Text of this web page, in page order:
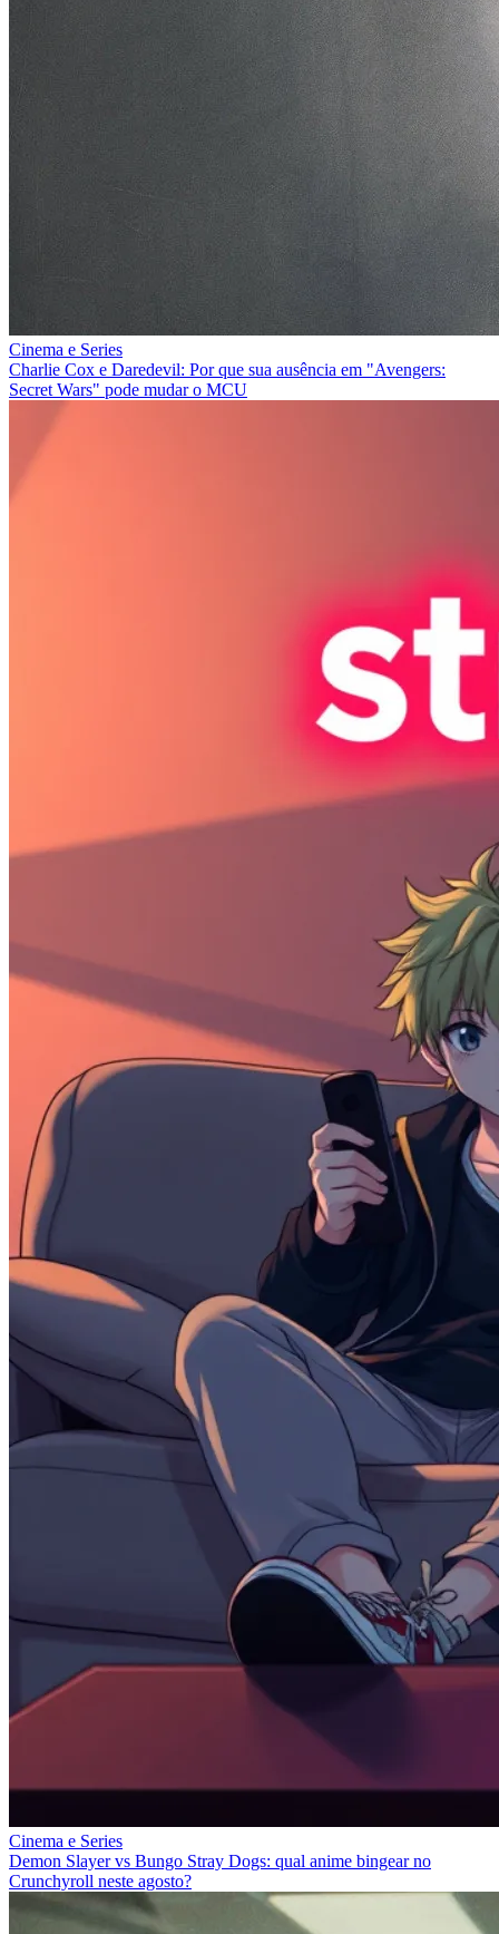
Cinema e Series
Charlie Cox e Daredevil: Por que sua ausência em "Avengers:
Secret Wars" pode mudar o MCU
Cinema e Series
Demon Slayer vs Bungo Stray Dogs: qual anime bingear no
Crunchyroll neste agosto?